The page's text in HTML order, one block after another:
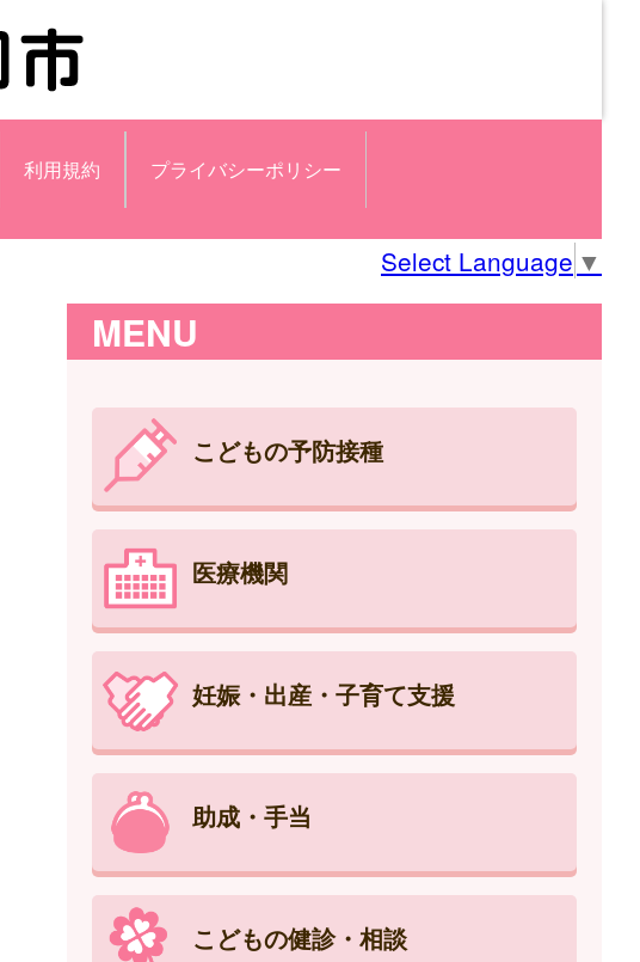
利用規約 プライバシーポリシー
Select Language ▼
MENU
こどもの予防接種
医療機関
妊娠・出産・子育て支援
助成・手当
こどもの健診・相談